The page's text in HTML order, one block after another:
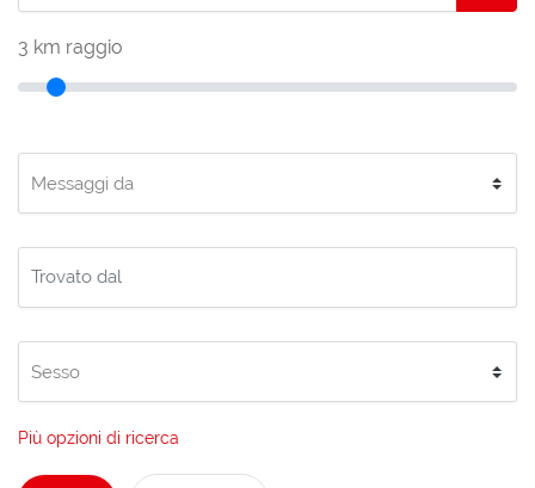
3 km raggio
Più opzioni di ricerca